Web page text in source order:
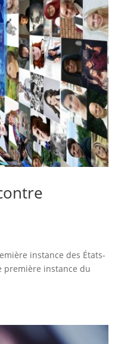
instance des États-
première instance du